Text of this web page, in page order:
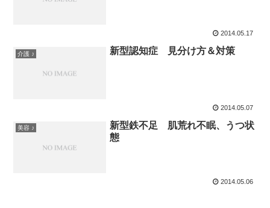
2014.05.17
介護 ♪ 新型認知症 見分け方＆対策
2014.05.07
美容 ♪
新型鉄不足 肌荒れ不眠、うつ状
態
2014.05.06